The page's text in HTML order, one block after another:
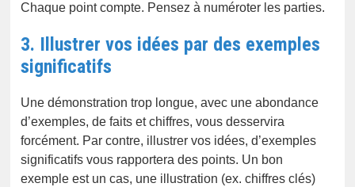
Chaque point compte. Pensez à numéroter les parties.
3. Illustrer vos idées par des exemples
significatifs
Une démonstration trop longue, avec une abondance
d’exemples, de faits et chiffres, vous desservira
forcément. Par contre, illustrer vos idées, d’exemples
significatifs vous rapportera des points. Un bon
exemple est un cas, une illustration (ex. chiffres clés)